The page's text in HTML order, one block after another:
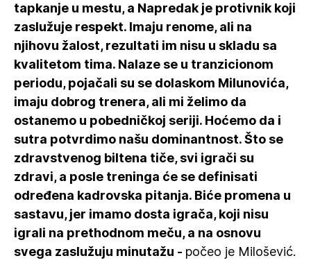
tapkanje u mestu, a Napredak je protivnik koji
zaslužuje respekt. Imaju renome, ali na
njihovu žalost, rezultati im nisu u skladu sa
kvalitetom tima. Nalaze se u tranzicionom
periodu, pojačali su se dolaskom Milunovića,
imaju dobrog trenera, ali mi želimo da
ostanemo u pobedničkoj seriji. Hoćemo da i
sutra potvrdimo našu dominantnost. Što se
zdravstvenog biltena tiče, svi igrači su
zdravi, a posle treninga će se definisati
određena kadrovska pitanja. Biće promena u
sastavu, jer imamo dosta igrača, koji nisu
igrali na prethodnom meču, a na osnovu
svega zaslužuju minutažu - počeo je Milošević.